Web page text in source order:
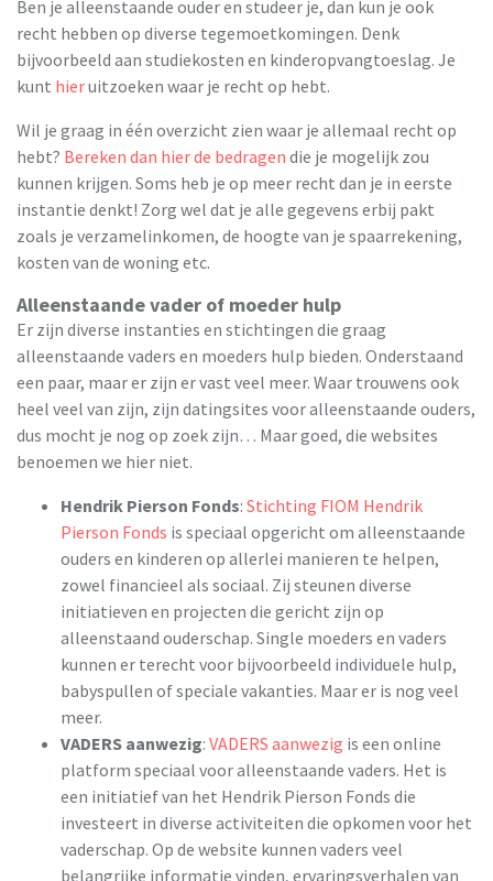
Ben je alleenstaande ouder en studeer je, dan kun je ook
recht hebben op diverse tegemoetkomingen. Denk
bijvoorbeeld aan studiekosten en kinderopvangtoeslag. Je
kunt hieruitzoeken waar je recht op hebt.
Wil je graag in één overzicht zien waar je allemaal recht op
hebt? Bereken dan hier de bedragen die je mogelijk zou
kunnen krijgen. Soms heb je op meer recht dan je in eerste
instantie denkt! Zorg wel dat je alle gegevens erbij pakt
zoals je verzamelinkomen, de hoogte van je spaarrekening,
kosten van de woning etc.
Alleenstaande vader of moeder hulp
Er zijn diverse instanties en stichtingen die graag
alleenstaande vaders en moeders hulp bieden. Onderstaand
een paar, maar er zijn er vast veel meer. Waar trouwens ook
heel veel van zijn, zijn datingsites voor alleenstaande ouders,
dus mocht je nog op zoek zijn… Maar goed, die websites
benoemen we hier niet.
Hendrik Pierson Fonds: Stichting FIOM Hendrik
Pierson Fonds is speciaal opgericht om alleenstaande
ouders en kinderen op allerlei manieren te helpen,
zowel financieel als sociaal. Zij steunen diverse
initiatieven en projecten die gericht zijn op
alleenstaand ouderschap. Single moeders en vaders
kunnen er terecht voor bijvoorbeeld individuele hulp,
babyspullen of speciale vakanties. Maar er is nog veel
meer.
VADERS aanwezig: VADERS aanwezig is een online
platform speciaal voor alleenstaande vaders. Het is
een initiatief van het Hendrik Pierson Fonds die
investeert in diverse activiteiten die opkomen voor het
vaderschap. Op de website kunnen vaders veel
belangrijke informatie vinden, ervaringsverhalen van